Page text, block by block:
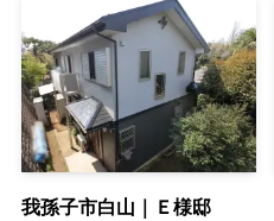
我孫子市白山｜Ｅ様邸